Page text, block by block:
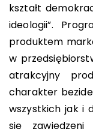
kształt
ideologii”.
produktem
w
atrakcyjny
charakter
wszystkich jak i
się